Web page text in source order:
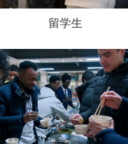
留学生